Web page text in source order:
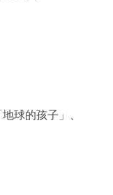
球的孩子」、